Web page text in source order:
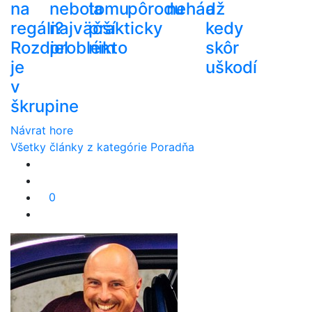
na
regáli?
Rozdiel
je
v
škrupine
nebola
najväčší
problém
tomu
prakticky
nikto
pôrodunehádž
a
kedy
skôr
uškodí
Návrat hore
Všetky články z kategórie Poradňa
0